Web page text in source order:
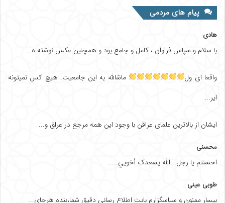
پیام های مردمی
هادی
با سلام و سپاس فراوان ، کامل و جامع بود و همچنین عکس نوشته ه...
واقعا ای ول
ماشالله به این جامعیت. هیچ کس نمیتونه
ایر...
ایشان از بالاترین علمای عراقن با وجود این همه مرجع در عراق و...
محسنی
احسنتم یا رجل...الله یسعدک أخويي.....
طوبی عینی
بیسار ممنون و سپاسگزارم بابت اطلاع رسانی دقیق شما،بنده هرجای...